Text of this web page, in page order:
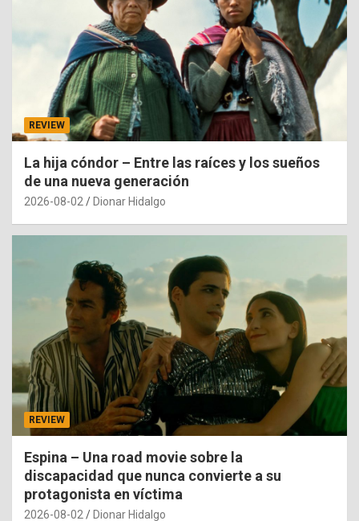
REVIEW
La hija cóndor – Entre las raíces y los sueños
de una nueva generación
2026-08-02 Dionar Hidalgo
REVIEW
Espina – Una road movie sobre la
discapacidad que nunca convierte a su
protagonista en víctima
2026-08-02 Dionar Hidalgo